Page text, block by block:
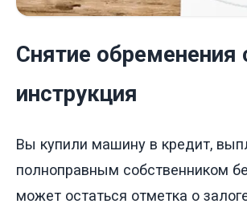
Снятие обременения
инструкция
Вы купили машину в кредит,
полноправным собственником
может остаться отметка о